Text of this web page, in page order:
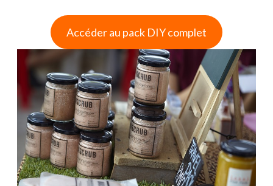
Accéder au pack DIY complet